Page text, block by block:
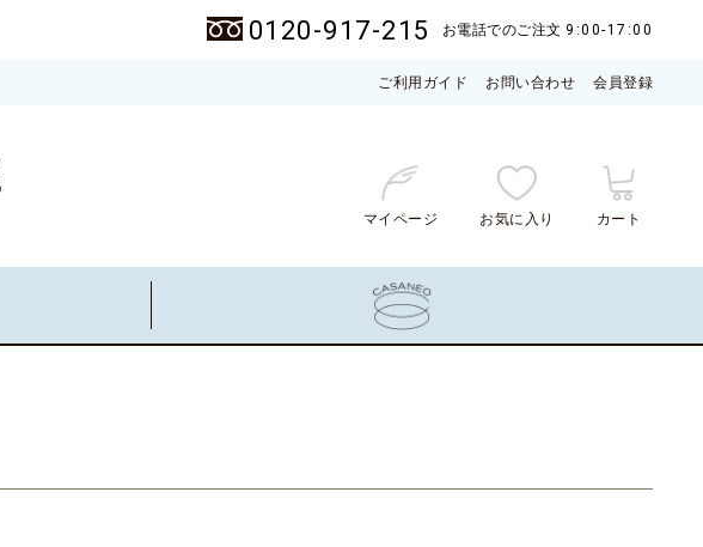
0120-917-215 お電話でのご注文 9:00-17:00
ご利用ガイド お問い合わせ 会員登録
マイページ お気に入り カート